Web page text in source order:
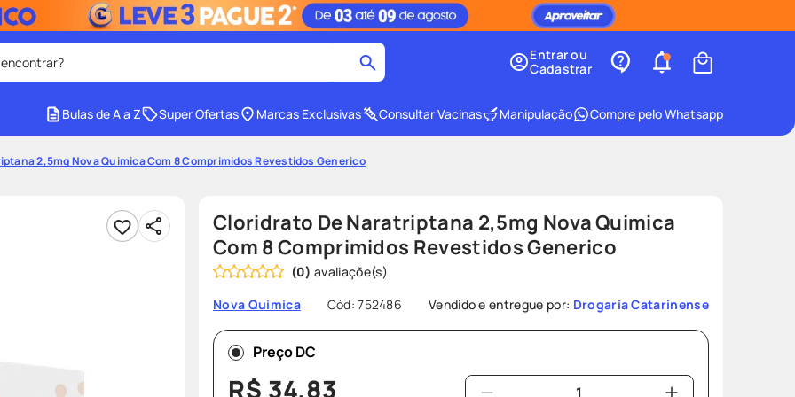
4º protetor solar facial
8º
protetor solar
Entrar ou
Cadastrar
Bulas de A a Z Super Ofertas Marcas Exclusivas Consultar Vacinas Manipulação Compre pelo Whatsapp
2,5mg Nova Quimica Com 8 Comprimidos Revestidos Generico
Cloridrato De Naratriptana 2,5mg Nova Quimica
Com 8 Comprimidos Revestidos Generico
(0)
Nova Quimica
Cód:752486 Vendido e entregue por: Drogaria Catarinense
Preço DC
R$ 34,83